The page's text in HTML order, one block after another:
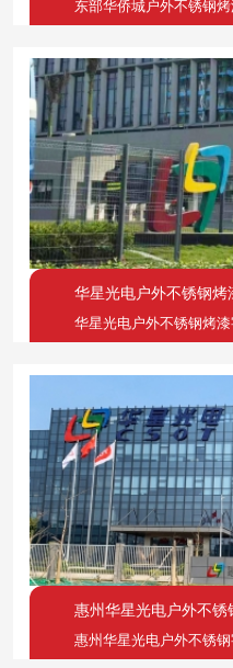
东部华侨城户外不锈钢
华星光电户外不锈钢烤
华星光电户外不锈钢烤漆
惠州华星光电户外不锈
惠州华星光电户外不锈钢